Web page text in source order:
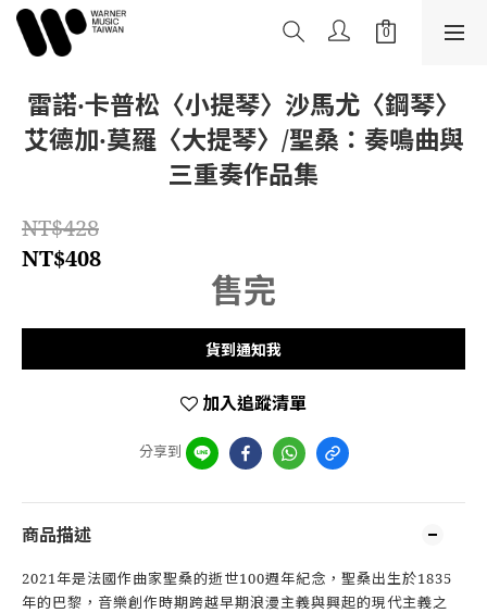
雷諾‧卡普松〈小提琴〉沙馬尤〈鋼琴〉
艾德加‧莫羅〈大提琴〉/聖桑：奏鳴曲與
三重奏作品集
NT$428
NT$408
售完
貨到通知我
加入追蹤清單
分享到
商品描述
2021年是法國作曲家聖桑的逝世100週年紀念，聖桑出生於1835
年的巴黎，音樂創作時期跨越早期浪漫主義與興起的現代主義之